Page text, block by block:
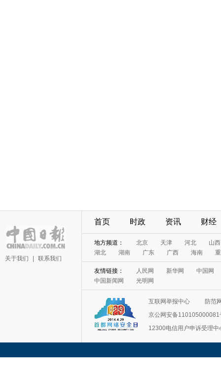
关于我们 联系我们
首页 时政 资讯 财经
地方频道： 北京 天津 河北
山西
湖北
湖南 广东 广西 海南
友情链接： 人民网 新华网
中国网
中国新闻网
光明网
互联网举报中心
防范
京公网安备110105000081
12300电信用户申诉受理中